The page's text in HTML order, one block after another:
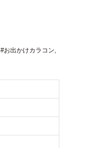
#お出かけカラコン,